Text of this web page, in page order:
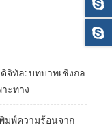
จิทัล: บทบาทเชิงกล
ะทาง
พ์ความร้อนจาก